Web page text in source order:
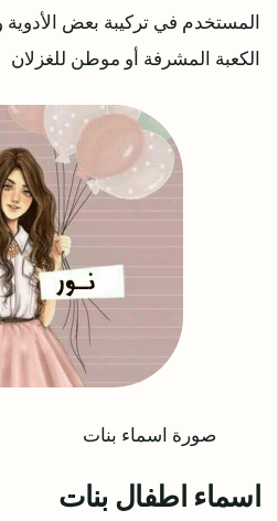
المستخدم في تركيبة بعض الأدوية
الكعبة المشرفة أو موطن للغزلان
صورة اسماء بنات
اسماء اطفال بنات